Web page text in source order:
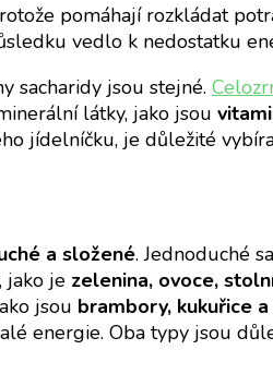
pomáhají rozkládat
vedlo k nedostatku
sacharidy jsou stejné.
látky, jako jsou
jídelníčku, je důležité
a složené. Jednoduché
jako je zelenina, ovoce,
jsou brambory, kukuřice
energie. Oba typy jsou